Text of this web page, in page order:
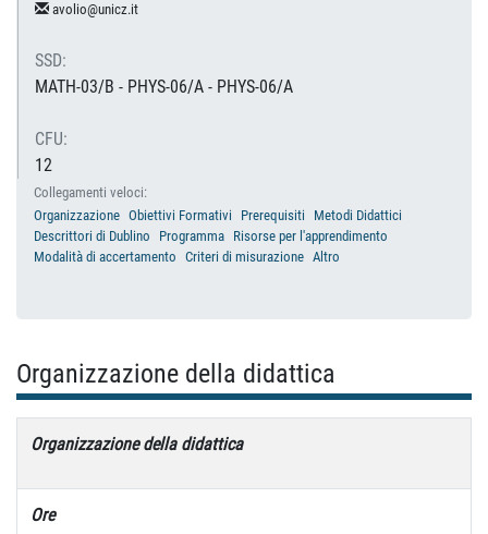
avolio@unicz.it
SSD:
MATH-03/B - PHYS-06/A - PHYS-06/A
CFU:
12
Collegamenti veloci:
Organizzazione Obiettivi Formativi Prerequisiti
Metodi Didattici
Descrittori di Dublino
Programma Risorse per l'apprendimento
Modalità di accertamento Criteri di misurazione Altro
Organizzazione della didattica
Organizzazione della didattica
Ore